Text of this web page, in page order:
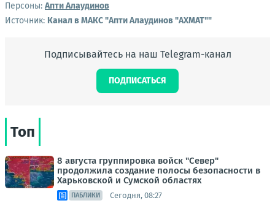
Персоны: Апти Алаудинов
Источник: Канал в МАКС "Апти Алаудинов "АХМАТ""
Подписывайтесь на наш Telegram-канал
ПОДПИСАТЬСЯ
Топ
8 августа группировка войск "Север"
продолжила создание полосы безопасности в
Харьковской и Сумской областях
ПАБЛИКИ Сегодня, 08:27